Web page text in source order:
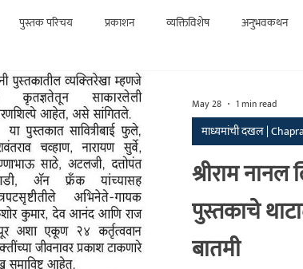
पुस्तक परिचय प्रकाशन व्यक्तिविशेष अनुभवकथन
राजकीय कलाविश्व विशेष लेख
संशोधन सांस्कृतिक घनश्याम पाटील लेखमाला
श्रीराम
पुस्तकाचे
बातमी
माध्यमांची दखल |
May 28 1 min read